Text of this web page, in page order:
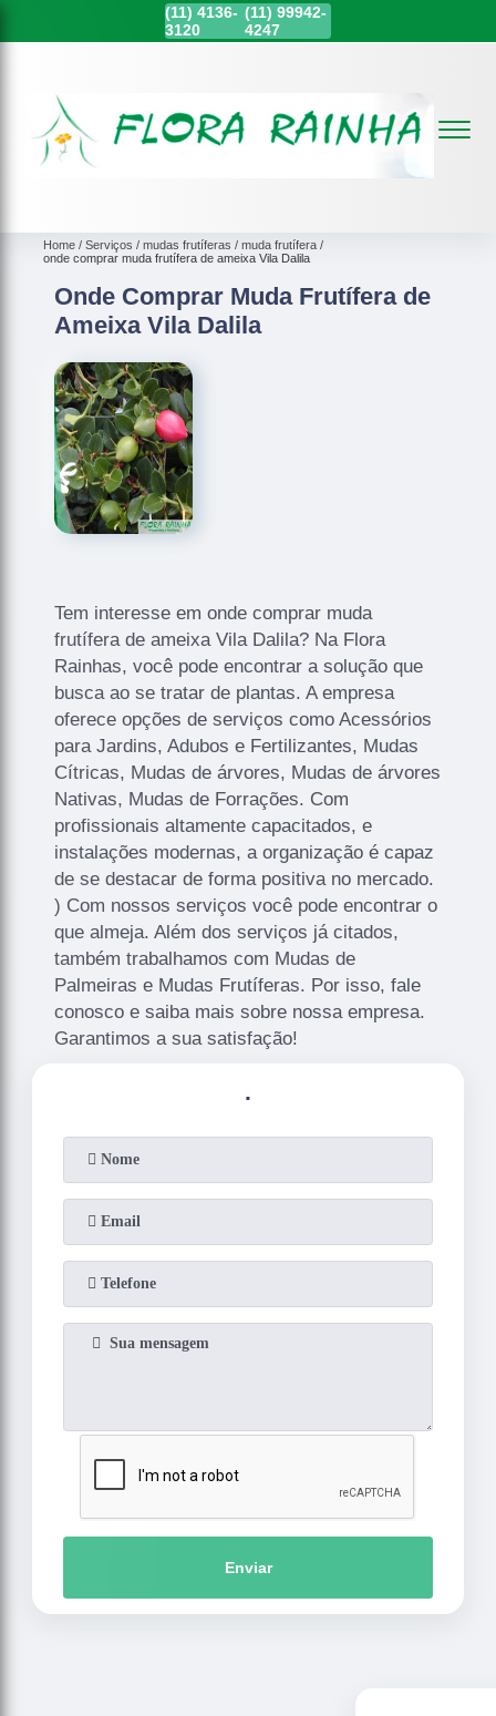
(11) 4136-
3120
(11)99942-
4247
Home Serviços mudas frutíferas
muda frutífera
onde comprar muda frutífera de ameixa Vila Dalila
Onde Comprar Muda Frutífera de
Ameixa Vila Dalila
Tem interesse em onde comprar muda
frutífera de ameixa Vila Dalila? Na Flora
Rainhas, você pode encontrar a solução que
busca ao se tratar de plantas. A empresa
oferece opções de serviços como Acessórios
para Jardins, Adubos e Fertilizantes, Mudas
Cítricas, Mudas de árvores, Mudas de árvores
Nativas, Mudas de Forrações. Com
profissionais altamente capacitados, e
instalações modernas, a organização é capaz
de se destacar de forma positiva no mercado.
) Com nossos serviços você pode encontrar o
que almeja. Além dos serviços já citados,
também trabalhamos com Mudas de
Palmeiras e Mudas Frutíferas. Por isso, fale
conosco e saiba mais sobre nossa empresa.
Garantimos a sua satisfação!
.
Enviar